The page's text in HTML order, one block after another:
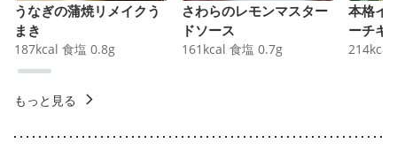
うなぎの蒲焼リメイクう
まき
187kcal 食塩 0.8g
さわらのレモンマスター
ドソース
161 kcal 食塩 0.7g
本格イ
ーチキ
214kcal
もっと見る